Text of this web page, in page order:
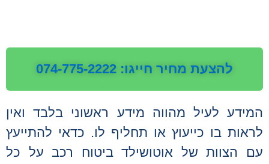
להצעת מחיר חייגו: 074-775-2222
המידע לעיל מהווה מידע ראשוני בלבד ואין
לראות בו כייעוץ או תחליף לו. כדאי להתייעץ
עם הצוות של אוטושילד ביטוח רכב על כל